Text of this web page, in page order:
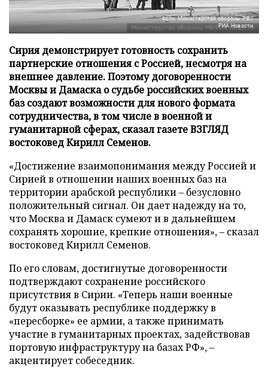
Фото: Министерство обороны РФ/
РИА Новости
Сирия демонстрирует готовность сохранить
партнерские отношения с Россией, несмотря на
внешнее давление. Поэтому договоренности
Москвы и Дамаска о судьбе российских военных
баз создают возможности для нового формата
сотрудничества, в том числе в военной и
гуманитарной сферах, сказал газете ВЗГЛЯД
востоковед Кирилл Семенов.
«Достижение взаимопонимания между Россией и
Сирией в отношении наших военных баз на
территории арабской республики – безусловно
положительный сигнал. Он дает надежду на то,
что Москва и Дамаск сумеют и в дальнейшем
сохранять хорошие, крепкие отношения», – сказал
востоковед Кирилл Семенов.
По его словам, достигнутые договоренности
подтверждают сохранение российского
присутствия в Сирии. «Теперь наши военные
будут оказывать республике поддержку в
«пересборке» ее армии, а также принимать
участие в гуманитарных проектах, задействовав
портовую инфраструктуру на базах РФ», –
акцентирует собеседник.